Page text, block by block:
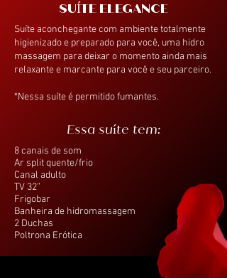
SUÍTE ELEGANCE
Suíte aconchegante com ambiente totalmente
higienizado e preparado para você, uma hidro
massagem para deixar o momento ainda mais
relaxante e marcante para você e seu parceiro​.
*Nessa suíte é permitido fumantes.
Essa suíte tem:
8 canais de som
Ar split quente/frio
Canal adulto
TV 32”
Frigobar
Banheira de hidromassagem
2 Duchas
Poltrona Erótica